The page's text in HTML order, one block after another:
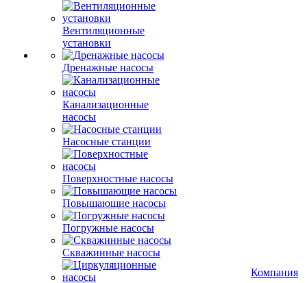
Вентиляционные
установки
Дренажные насосы
Канализационные
насосы
Насосные станции
Поверхностные насосы
Повышающие насосы
Погружные насосы
Скважинные насосы
Компания